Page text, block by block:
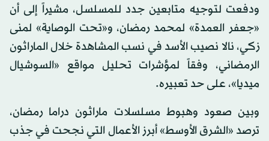
ودفعت لتوجيه متابعين جدد للمسلسل، مشيراً إلى أن
«جعفر العمدة» لمحمد رمضان، و«تحت الوصاية» لمنى
زكي، نالا نصيب الأسد في نسب المشاهدة خلال الماراثون
الرمضاني، وفقاً لمؤشرات تحليل مواقع «السوشيال
ميديا»، على حد تعبيره.
وبين صعود وهبوط مسلسلات ماراثون دراما رمضان،
ترصد «الشرق الأوسط» أبرز الأعمال التي نجحت في جذب